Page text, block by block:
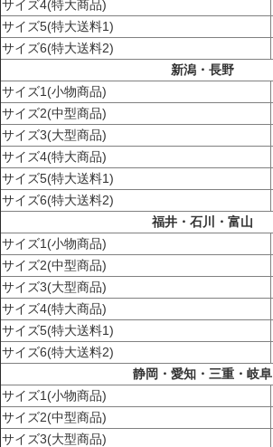
サイズ4(特大商品)
サイズ5(特大送料1)
サイズ6(特大送料2)
新潟・長野
サイズ1(小物商品)
サイズ2(中型商品)
サイズ3(大型商品)
サイズ4(特大商品)
サイズ5(特大送料1)
サイズ6(特大送料2)
福井・石川・富山
サイズ1(小物商品)
サイズ2(中型商品)
サイズ3(大型商品)
サイズ4(特大商品)
サイズ5(特大送料1)
サイズ6(特大送料2)
静岡・愛知・三重・岐阜
サイズ1(小物商品)
サイズ2(中型商品)
サイズ3(大型商品)